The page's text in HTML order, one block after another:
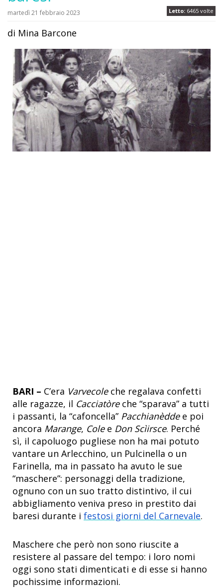
Letto: 6465 volte
martedì 21 febbraio 2023
di Mina Barcone
BARI – C’era Varvecoleche regalava confetti
alle ragazze, il Cacciatòreche “sparava” a tutti
i passanti, la “cafoncella” Pacchianèddee poi
ancora Marange, Colee Don Scìirsce. Perché
sì, il capoluogo pugliese non ha mai potuto
vantare un Arlecchino, un Pulcinella o un
Farinella, ma in passato ha avuto le sue
“maschere”: personaggi della tradizione,
ognuno con un suo tratto distintivo, il cui
abbigliamento veniva preso in prestito dai
baresi durante i festosi giorni del Carnevale.
Maschere che però non sono riuscite a
resistere al passare del tempo: i loro nomi
oggi sono stati dimenticati e di esse si hanno
pochissime informazioni.